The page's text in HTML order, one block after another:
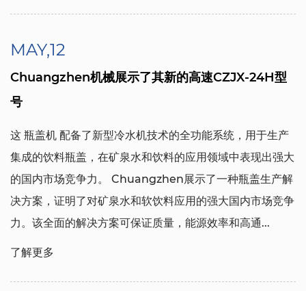
MAY,12
Chuangzhen机械展示了其新的高速CZJX-24H型
号
这 瓶盖机 配备了新型冷水机技术的全功能系统，用于生产
集成的饮料瓶盖，在矿泉水和饮料的应用领域中表现出强大
的国内市场竞争力。 Chuangzhen展示了一种瓶盖生产解
决方案，证明了对矿泉水和软饮料应用的强大国内市场竞争
力。该全面的解决方案可保证质量，能源效率和高通...
了解更多